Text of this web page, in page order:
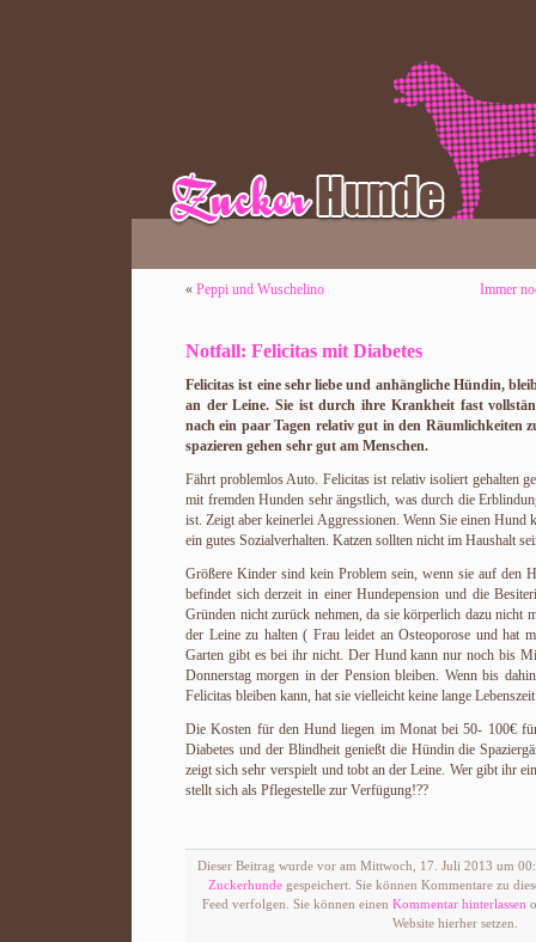
« Peppi und Wuschelino Immer
Notfall: Felicitas mit Diabetes
Felicitas ist eine sehr liebe und anhängliche Hündin,
an der Leine. Sie ist durch ihre Krankheit fast
nach ein paar Tagen relativ gut in den Räumlichkeiten
spazieren gehen sehr gut am Menschen.
Fährt problemlos Auto. Felicitas ist relativ isoliert gehalten
mit fremden Hunden sehr ängstlich, was durch die
ist. Zeigt aber keinerlei Aggressionen. Wenn Sie einen Hund
ein gutes Sozialverhalten. Katzen sollten nicht im Haushalt
Größere Kinder sind kein Problem sein, wenn sie auf den
befindet sich derzeit in einer Hundepension und die
Gründen nicht zurück nehmen, da sie körperlich dazu nicht
der Leine zu halten ( Frau leidet an Osteoporose und hat
Garten gibt es bei ihr nicht. Der Hund kann nur noch bis
Donnerstag morgen in der Pension bleiben. Wenn bis
Felicitas bleiben kann, hat sie vielleicht keine lange
Die Kosten für den Hund liegen im Monat bei 50- 100€
Diabetes und der Blindheit genießt die Hündin die
zeigt sich sehr verspielt und tobt an der Leine. Wer gibt ihr
stellt sich als Pflegestelle zur Verfügung!??
Dieser Beitrag wurde vor am Mittwoch, 17. Juli 2013 um
Zuckerhundegespeichert. Sie können Kommentare zu
Feed verfolgen. Sie können einen Kommentar hinterlassen
Website hierher setzen.